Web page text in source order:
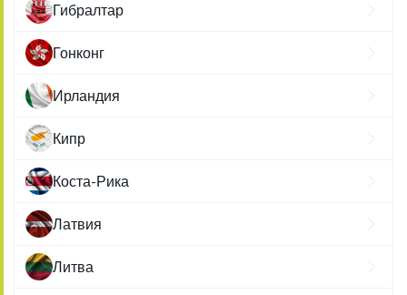
Гибралтар
Гонконг
Ирландия
Кипр
Коста-Рика
Латвия
Литва